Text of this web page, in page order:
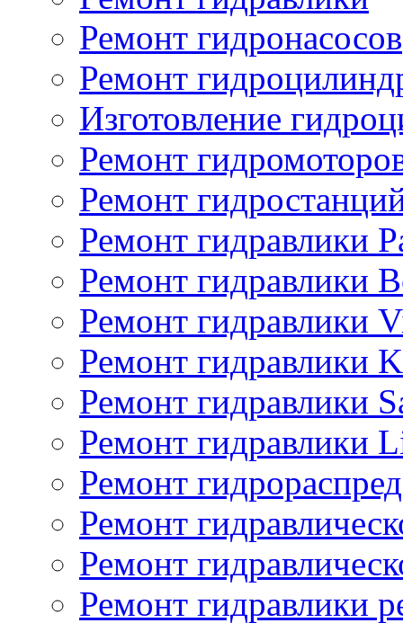
Ремонт гидронасосов
Ремонт
Изготовление
Ремонт
Ремонт
Ремонт гидравлики
Ремонт гидравлики
Ремонт гидравлики
Ремонт гидравлики
Ремонт гидравлики
Ремонт гидравлики
Ремонт
Ремонт
Ремонт
Ремонт гидравлики